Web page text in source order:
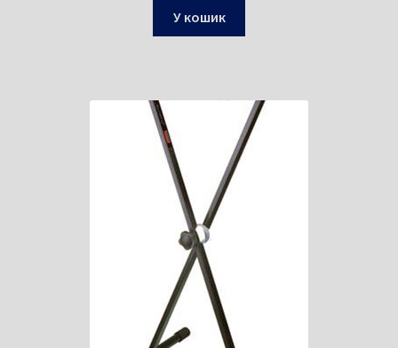
У кошик